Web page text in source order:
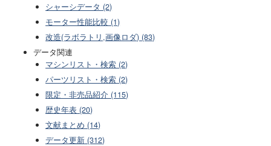
シャーシデータ (2)
モーター性能比較 (1)
改造(ラボラトリ,画像ロダ) (83)
データ関連
マシンリスト・検索 (2)
パーツリスト・検索 (2)
限定・非売品紹介 (115)
歴史年表 (20)
文献まとめ (14)
データ更新 (312)